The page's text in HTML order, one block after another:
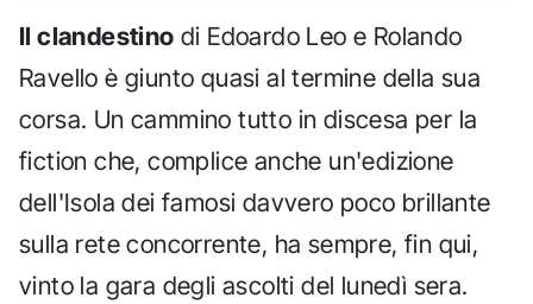
Il clandestino di Edoardo Leo e Rolando
Ravello è giunto quasi al termine della sua
corsa. Un cammino tutto in discesa per la
fiction che, complice anche un'edizione
dell'Isola dei famosi davvero poco brillante
sulla rete concorrente, ha sempre, fin qui,
vinto la gara degli ascolti del lunedì sera.